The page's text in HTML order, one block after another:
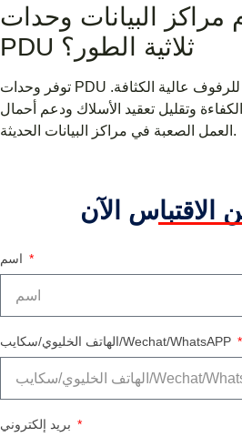
مراكز البيانات وحدات
توفر وحدات PDU ثلاثية الطور طاقة متوازنة للرفوف عالية الكثافة.
وتقليل تعقيد الأسلاك ودعم أحمال
العمل الصعبة في مراكز البيانات الحديثة.
الهاتف الخليوي/سكايب/Wechat/WhatsAPP